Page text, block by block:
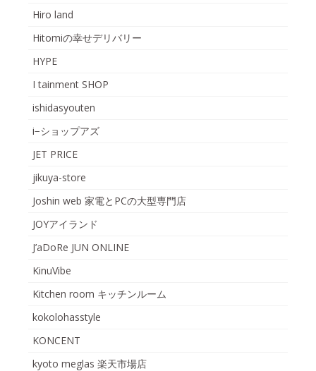
Hiro land
Hitomiの幸せデリバリー
HYPE
I tainment SHOP
ishidasyouten
i−ショップアズ
JET PRICE
jikuya-store
Joshin web 家電とPCの大型専門店
JOYアイランド
J’aDoRe JUN ONLINE
KinuVibe
Kitchen room キッチンルーム
kokolohasstyle
KONCENT
kyoto meglas 楽天市場店